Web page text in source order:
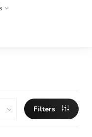
Filters